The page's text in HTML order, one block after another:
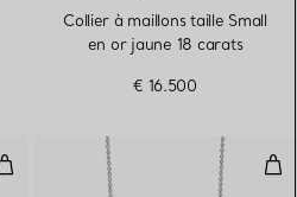
Collier à maillons taille Small
en or jaune 18 carats
€ 16.500
à maillons en argent 925